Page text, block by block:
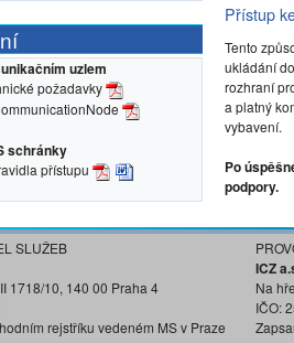
uzlem
požadavky
schránky
přístupu
Přístup
Tento
ukládání
rozhraní
a platný
vybavení.
Po
podpory.
SLUŽEB
1718/10, 140 00 Praha 4
rejstříku vedeném MS v Praze
ICZ
Na
IČO: